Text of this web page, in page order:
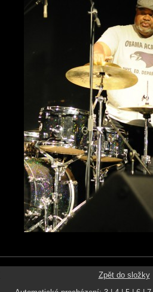
Zpět do složky